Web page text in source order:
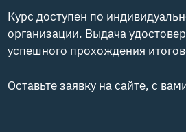
Курс доступен по
организации. Выдача
успешного прохождения
Оставьте заявку на сайте, с